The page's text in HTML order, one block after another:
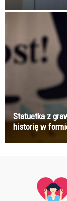
Statuetka z
historię w